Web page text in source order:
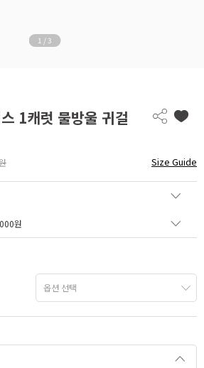
1 / 3
1캐럿 물방울 귀걸
Size Guide
원